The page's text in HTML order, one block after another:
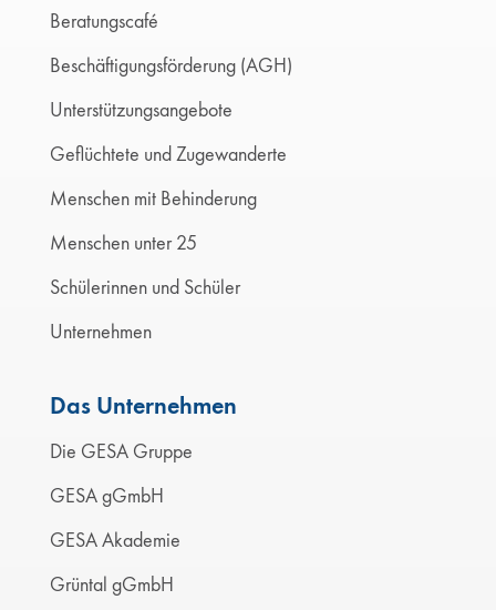
Beratungscafé
Beschäftigungsförderung (AGH)
Unterstützungsangebote
Geflüchtete und Zugewanderte
Menschen mit Behinderung
Menschen unter 25
Schülerinnen und Schüler
Unternehmen
Das Unternehmen
Die GESA Gruppe
GESA gGmbH
GESA Akademie
Grüntal gGmbH